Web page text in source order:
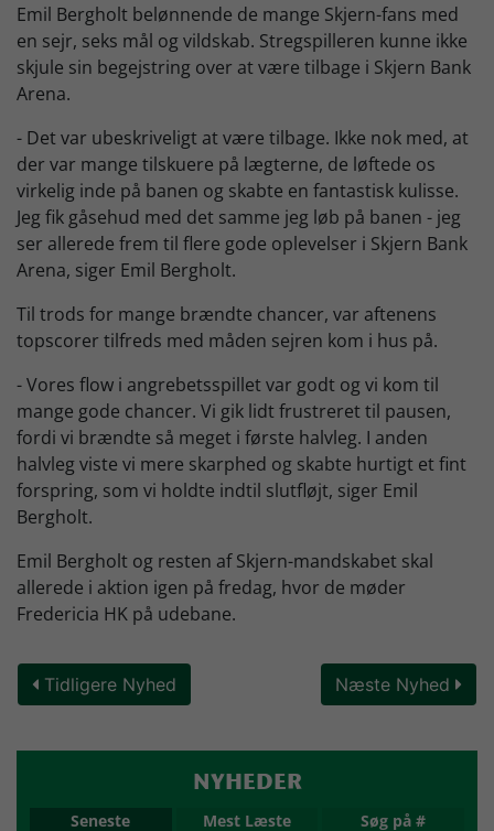
Køb Billet
Emil Bergholt belønnende de mange Skjern-fans med
en sejr, seks mål og vildskab. Stregspilleren kunne ikke
skjule sin begejstring over at være tilbage i Skjern Bank
Arena.
- Det var ubeskriveligt at være tilbage. Ikke nok med, at
der var mange tilskuere på lægterne, de løftede os
virkelig inde på banen og skabte en fantastisk kulisse.
Jeg fik gåsehud med det samme jeg løb på banen - jeg
ser allerede frem til flere gode oplevelser i Skjern Bank
Arena, siger Emil Bergholt.
Til trods for mange brændte chancer, var aftenens
topscorer tilfreds med måden sejren kom i hus på.
- Vores flow i angrebetsspillet var godt og vi kom til
mange gode chancer. Vi gik lidt frustreret til pausen,
fordi vi brændte så meget i første halvleg. I anden
halvleg viste vi mere skarphed og skabte hurtigt et fint
forspring, som vi holdte indtil slutfløjt, siger Emil
Bergholt.
Emil Bergholt og resten af Skjern-mandskabet skal
allerede i aktion igen på fredag, hvor de møder
Fredericia HK på udebane.
Tidligere Nyhed Næste Nyhed
NYHEDER
Seneste Mest Læste Søg på #